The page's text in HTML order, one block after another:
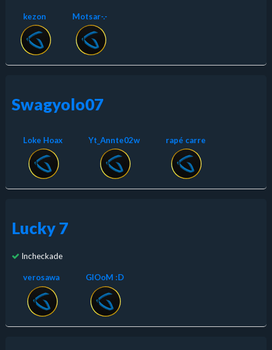
kezon Motsar-.-
Swagyolo07
Loke Hoax Yt_Annte02w rapé carre
Lucky 7
Incheckade
verosawa GlOoM :D